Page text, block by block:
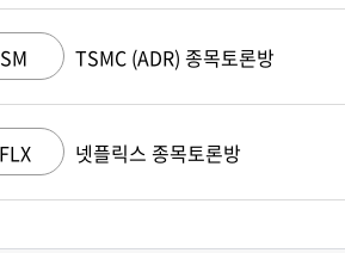
TSMC (ADR) 종목토론방
넷플릭스 종목토론방